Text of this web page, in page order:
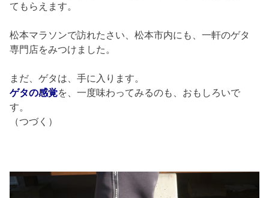
てもらえます。
松本マラソンで訪れたさい、松本市内にも、一軒のゲタ
専門店をみつけました。
まだ、ゲタは、手に入ります。
ゲタの感覚を、一度味わってみるのも、おもしろいで
す。
（つづく）